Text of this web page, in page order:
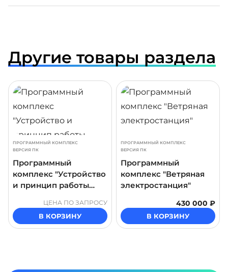
Другие товары раздела
ПРОГРАММНЫЙ КОМПЛЕКС
ВЕРСИЯ ПК
Программный
комплекс "Устройство
и принцип работы
станции"
ЦЕНА ПО ЗАПРОСУ
В КОРЗИНУ
ПРОГРАММНЫЙ КОМПЛЕКС
ВЕРСИЯ ПК
Программный
комплекс "Ветряная
электростанция"
430 000 ₽
В КОРЗИНУ
ПОДРОБНЕЕ